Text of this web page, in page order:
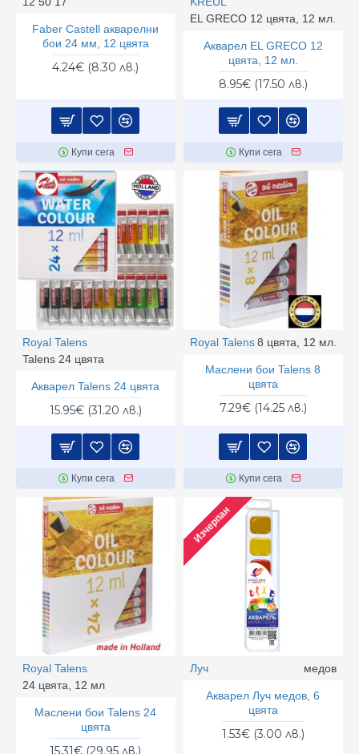
Faber Castell акварелни
бои 24 мм, 12 цвята
4.24€ (8.30 лв.)
Купи сега
EL GRECO 12 цвята, 12 мл.
Акварел EL GRECO 12
цвята, 12 мл.
8.95€ (17.50 лв.)
Купи сега
Royal Talens
Talens 24 цвята
Акварел Talens 24 цвята
15.95€ (31.20 лв.)
Купи сега
Royal Talens8 цвята, 12 мл.
Маслени бои Talens 8
цвята
7.29€ (14.25 лв.)
Купи сега
Royal Talens
24 цвята, 12 мл
Маслени бои Talens 24
цвята
15.31€ (29.95 лв.)
Изчерпан
Луч медов
Акварел Луч медов, 6
цвята
1.53€ (3.00 лв.)